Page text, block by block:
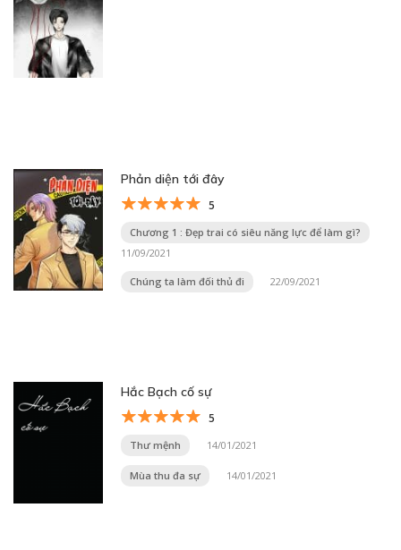
Phản diện tới đây
5
Chương 1 : Đẹp trai có siêu năng lực để làm gì?
11/09/2021
Chúng ta làm đối thủ đi 22/09/2021
Hắc Bạch cố sự
5
Thư mệnh 14/01/2021
Mùa thu đa sự 14/01/2021